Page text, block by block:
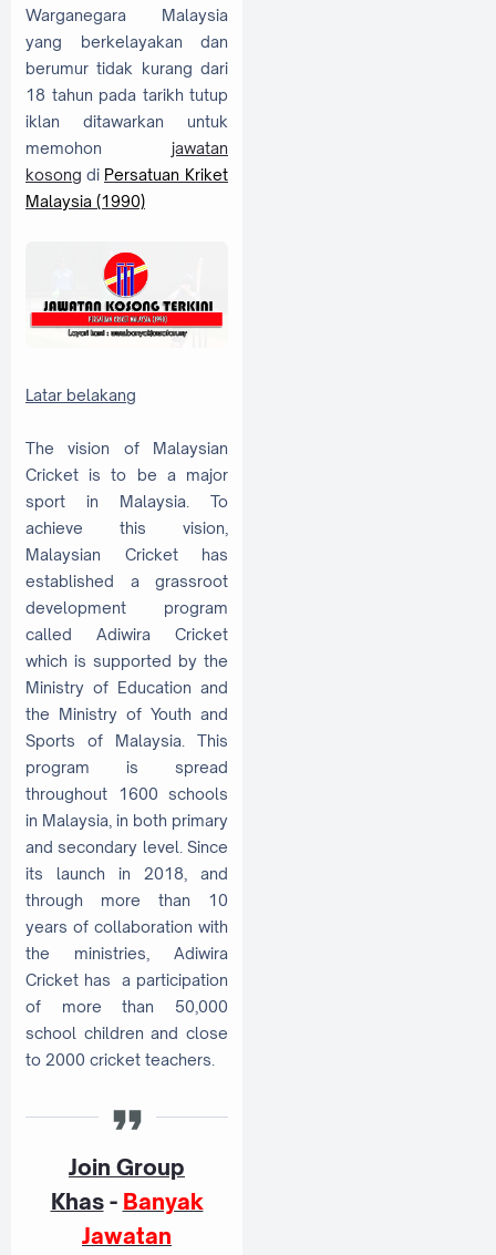
Warganegara Malaysia
yang berkelayakan dan
berumur tidak kurang dari
18 tahun pada tarikh tutup
iklan ditawarkan untuk
memohon jawatan
kosong di Persatuan Kriket
Malaysia (1990)
Latar belakang
The vision of Malaysian
Cricket is to be a major
sport in Malaysia. To
achieve this vision,
Malaysian Cricket has
established a grassroot
development program
called Adiwira Cricket
which is supported by the
Ministry of Education and
the Ministry of Youth and
Sports of Malaysia. This
program is spread
throughout 1600 schools
in Malaysia, in both primary
and secondary level. Since
its launch in 2018, and
through more than 10
years of collaboration with
the ministries, Adiwira
Cricket has a participation
of more than 50,000
school children and close
to 2000 cricket teachers.
Join Group
Khas- Banyak
Jawatan